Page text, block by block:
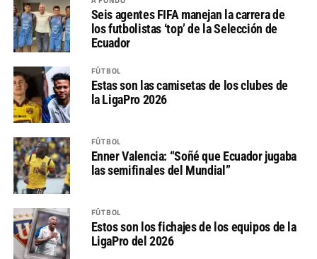
Seis agentes FIFA manejan la carrera de
los futbolistas ‘top’ de la Selección de
Ecuador
FÚTBOL
Estas son las camisetas de los clubes de
la LigaPro 2026
FÚTBOL
Enner Valencia: “Soñé que Ecuador jugaba
las semifinales del Mundial”
FÚTBOL
Estos son los fichajes de los equipos de la
LigaPro del 2026